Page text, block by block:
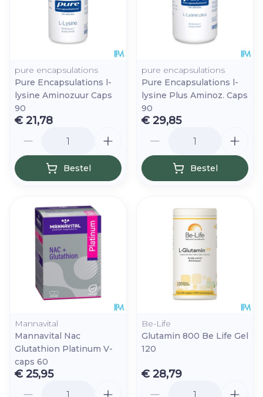
pure encapsulations
Pure Encapsulations l-
lysine Aminozuur Caps
90
€ 21,78
Bestel
pure encapsulations
Pure Encapsulations l-
lysine Plus Aminoz. Caps
90
€ 29,85
Bestel
Mannavital
Mannavital Nac
Glutathion Platinum V-
caps 60
€ 25,95
Be-Life
Glutamin 800 Be Life Gel
120
€ 28,79